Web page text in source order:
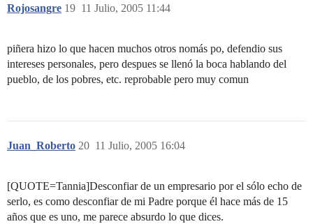
Rojosangre 11 Julio, 2005 11:44
19
piñera hizo lo que hacen muchos otros nomás po, defendio sus
intereses personales, pero despues se llenó la boca hablando del
pueblo, de los pobres, etc. reprobable pero muy comun
Juan_Roberto 11 Julio, 2005 16:04
20
[QUOTE=Tannia]Desconfiar de un empresario por el sólo echo de
serlo, es como desconfiar de mi Padre porque él hace más de 15
años que es uno, me parece absurdo lo que dices.